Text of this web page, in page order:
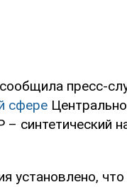
пресс-
сфере
синтетический
установлено,